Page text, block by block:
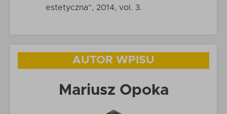
estetyczna”, 2014, vol. 3.
AUTOR WPISU
Mariusz Opoka